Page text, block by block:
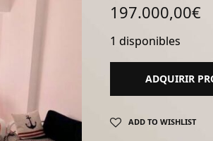
197.000,00€
1 disponibles
ADQUIRIR
ADD TO WISHLIST